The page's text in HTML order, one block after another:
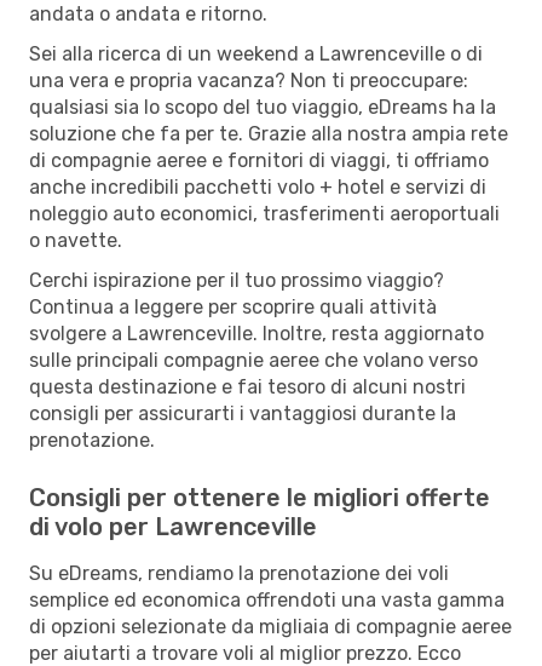
andata o andata e ritorno.
Sei alla ricerca di un weekend a Lawrenceville o di
una vera e propria vacanza? Non ti preoccupare:
qualsiasi sia lo scopo del tuo viaggio, eDreams ha la
soluzione che fa per te. Grazie alla nostra ampia rete
di compagnie aeree e fornitori di viaggi, ti offriamo
anche incredibili pacchetti volo + hotel e servizi di
noleggio auto economici, trasferimenti aeroportuali
o navette.
Cerchi ispirazione per il tuo prossimo viaggio?
Continua a leggere per scoprire quali attività
svolgere a Lawrenceville. Inoltre, resta aggiornato
sulle principali compagnie aeree che volano verso
questa destinazione e fai tesoro di alcuni nostri
consigli per assicurarti i vantaggiosi durante la
prenotazione.
Consigli per ottenere le migliori offerte
di volo per Lawrenceville
Su eDreams, rendiamo la prenotazione dei voli
semplice ed economica offrendoti una vasta gamma
di opzioni selezionate da migliaia di compagnie aeree
per aiutarti a trovare voli al miglior prezzo. Ecco